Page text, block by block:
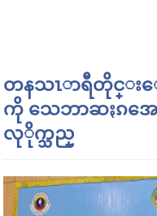
တနသၤာရီတိုင္းေ
ကို သေဘာဆႏၵအ
လုိုက္သည္